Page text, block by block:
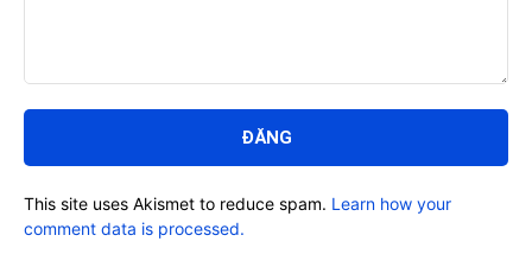
luận:
This site uses Akismet to reduce spam. Learn how your
comment data is processed.